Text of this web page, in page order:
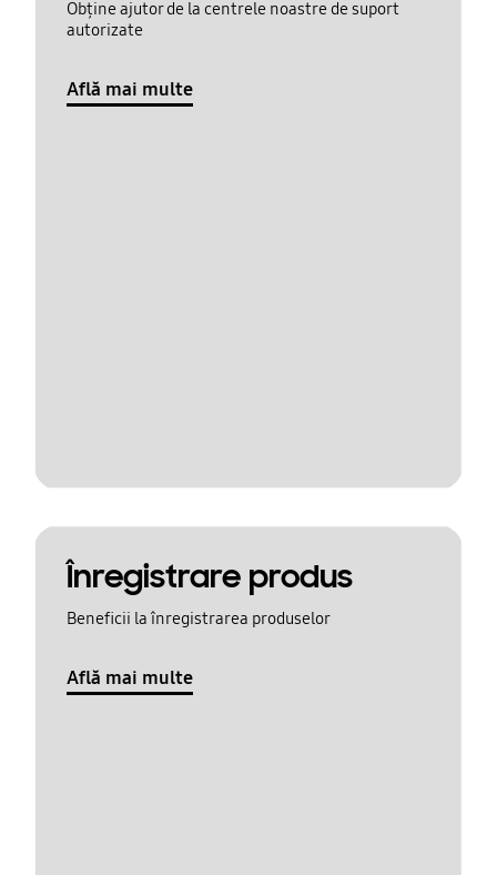
Obține ajutor de la centrele noastre de suport
autorizate
Află mai multe
Înregistrare produs
Beneficii la înregistrarea produselor
Află mai multe